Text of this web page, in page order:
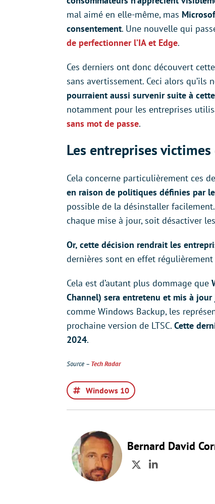
mal aimé en elle-même, mas
consentement. Une nouvelle qui
de perfectionner l’IA et Edge.
Ces derniers ont donc découvert
sans avertissement. Ceci alors qu’ils
pourraient aussi survenir suite à
notamment pour les entreprises
sans mot de passe.
Les entreprises
Cela concerne particulièrement ces
en raison de politiques définies par
possible de la désinstaller
chaque mise à jour, soit désactiver
Or, cette décision rendrait les
dernières sont en effet
Cela est d’autant plus dommage que
Channel) sera entretenu et mis à jour
comme Windows Backup, les
prochaine version de LTSC. Cette
2024.
Source – Tech Radar
Windows 10
Bernard David
TwitterLinkedIn